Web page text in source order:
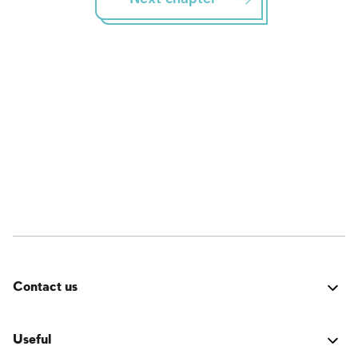
Contact us
Useful